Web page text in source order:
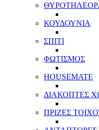
ΚΟΥΔΟΥΝΙΑ
ΣΠΙΤΙ
ΦΩΤΙΣΜΟΣ
HOUSEMATE
ΔΙΑΚΟΠΤΕΣ
ΠΡΙΖΕΣ